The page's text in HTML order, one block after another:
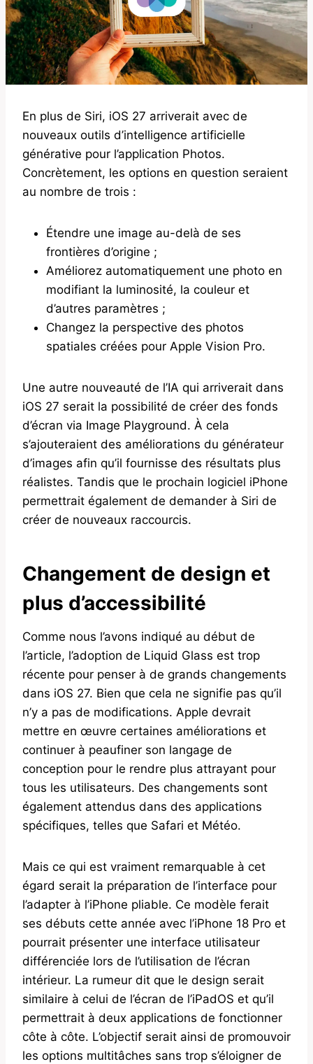
En plus de Siri, iOS 27 arriverait avec de
nouveaux outils d’intelligence artificielle
générative pour l’application Photos.
Concrètement, les options en question seraient
au nombre de trois :
Étendre une image au-delà de ses
frontières d’origine ;
Améliorez automatiquement une photo en
modifiant la luminosité, la couleur et
d’autres paramètres ;
Changez la perspective des photos
spatiales créées pour Apple Vision Pro.
Une autre nouveauté de l’IA qui arriverait dans
iOS 27 serait la possibilité de créer des fonds
d’écran via Image Playground. À cela
s’ajouteraient des améliorations du générateur
d’images afin qu’il fournisse des résultats plus
réalistes. Tandis que le prochain logiciel iPhone
permettrait également de demander à Siri de
créer de nouveaux raccourcis.
Changement de design et
plus d’accessibilité
Comme nous l’avons indiqué au début de
l’article, l’adoption de Liquid Glass est trop
récente pour penser à de grands changements
dans iOS 27. Bien que cela ne signifie pas qu’il
n’y a pas de modifications. Apple devrait
mettre en œuvre certaines améliorations et
continuer à peaufiner son langage de
conception pour le rendre plus attrayant pour
tous les utilisateurs. Des changements sont
également attendus dans des applications
spécifiques, telles que Safari et Météo.
Mais ce qui est vraiment remarquable à cet
égard serait la préparation de l’interface pour
l’adapter à l’iPhone pliable. Ce modèle ferait
ses débuts cette année avec l’iPhone 18 Pro et
pourrait présenter une interface utilisateur
différenciée lors de l’utilisation de l’écran
intérieur. La rumeur dit que le design serait
similaire à celui de l’écran de l’iPadOS et qu’il
permettrait à deux applications de fonctionner
côte à côte. L’objectif serait ainsi de promouvoir
les options multitâches sans trop s’éloigner de